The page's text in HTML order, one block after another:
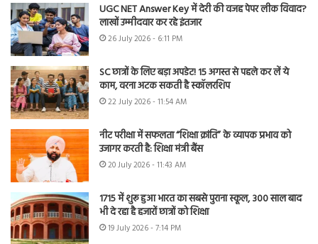
UGC NET Answer Key में देरी की वजह पेपर लीक विवाद?
लाखों उम्मीदवार कर रहे इंतजार
26 July 2026 - 6:11 PM
SC छात्रों के लिए बड़ा अपडेट! 15 अगस्त से पहले कर लें ये
काम, वरना अटक सकती है स्कॉलरशिप
22 July 2026 - 11:54 AM
नीट परीक्षा में सफलता “शिक्षा क्रांति” के व्यापक प्रभाव को
उजागर करती है: शिक्षा मंत्री बैंस
20 July 2026 - 11:43 AM
1715 में शुरू हुआ भारत का सबसे पुराना स्कूल, 300 साल बाद
भी दे रहा है हजारों छात्रों को शिक्षा
19 July 2026 - 7:14 PM